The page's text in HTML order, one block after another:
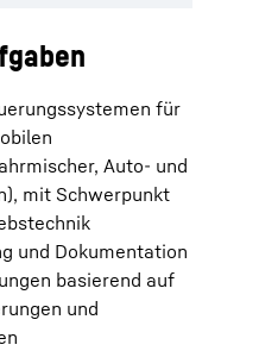
für
Auto- und
mit Schwerpunkt
und Dokumentation
basierend auf
und